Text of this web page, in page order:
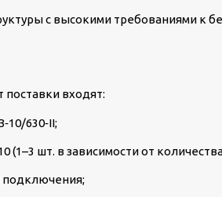
с высокими требованиями к
входят:
630‑II;
(1–3 шт. в зависимости от
подключения;